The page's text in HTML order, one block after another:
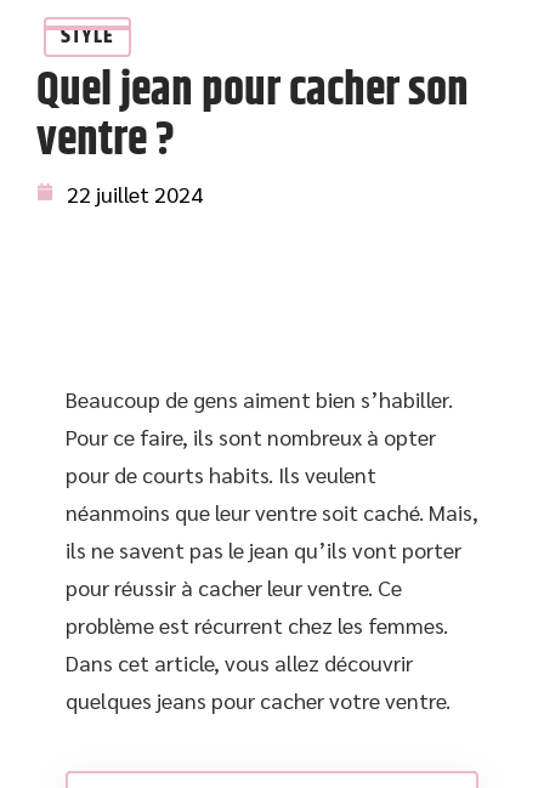
STYLE
Quel jean pour cacher son
ventre ?
22 juillet 2024
Beaucoup de gens aiment bien s’habiller.
Pour ce faire, ils sont nombreux à opter
pour de courts habits. Ils veulent
néanmoins que leur ventre soit caché. Mais,
ils ne savent pas le jean qu’ils vont porter
pour réussir à cacher leur ventre. Ce
problème est récurrent chez les femmes.
Dans cet article, vous allez découvrir
quelques jeans pour cacher votre ventre.